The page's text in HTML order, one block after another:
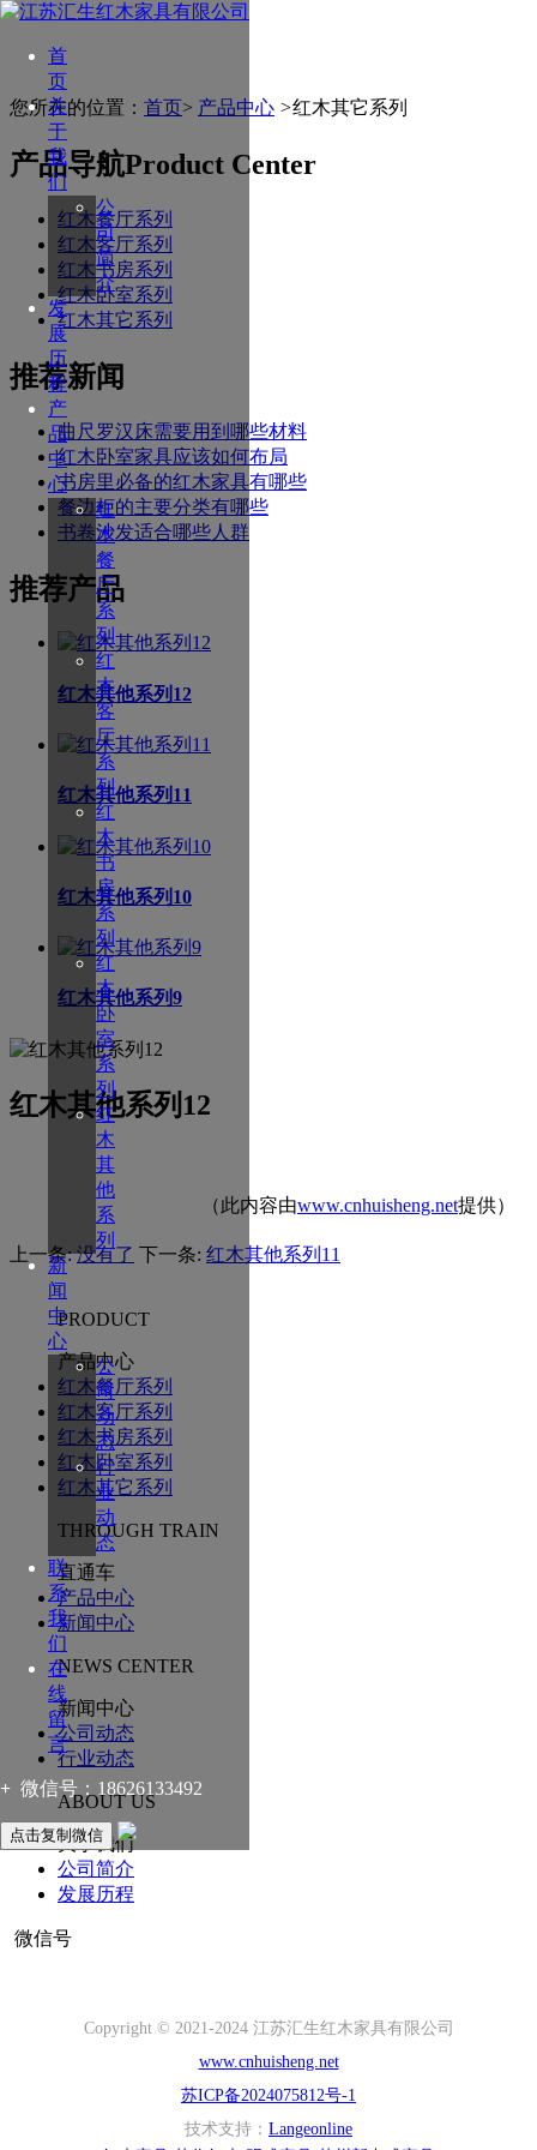
首
页
关
于
我
们
公
司
简
介
发
展
历
程
产
品
中
心
红
木
餐
厅
系
列
红
木
客
厅
系
列
红
木
书
房
系
列
红
木
卧
室
系
列
红
木
其
他
系
列
新
闻
中
心
公
司
动
态
行
业
动
态
联
系
我
们
在
线
留
言
+ 微信号： 18626133492
点击复制微信
您所在的位置： 首页> 产品中心 >红木其它系列
产品导航Product Center
红木餐厅系列
红木客厅系列
红木书房系列
红木卧室系列
红木其它系列
推荐新闻
曲尺罗汉床需要用到哪些材料
红木卧室家具应该如何布局
书房里必备的红木家具有哪些
餐边柜的主要分类有哪些
书卷沙发适合哪些人群
推荐产品
红木其他系列12
红木其他系列11
红木其他系列10
红木其他系列9
红木其他系列12
（此内容由www.cnhuisheng.net提供）
上一条:没有了 下一条: 红木其他系列11
PRODUCT
产品中心
红木餐厅系列
红木客厅系列
红木书房系列
红木卧室系列
红木其它系列
THROUGH TRAIN
直通车
产品中心
新闻中心
NEWS CENTER
新闻中心
公司动态
行业动态
ABOUT US
关于我们
公司简介
发展历程
微信号
Copyright © 2021-2024 江苏汇生红木家具有限公司
www.cnhuisheng.net
苏ICP备2024075812号-1
技术支持： Langeonline